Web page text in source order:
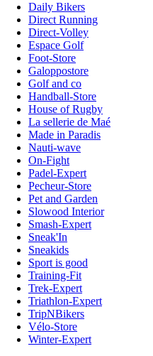
Daily Bikers
Direct Running
Direct-Volley
Espace Golf
Foot-Store
Galoppostore
Golf and co
Handball-Store
House of Rugby
La sellerie de Maé
Made in Paradis
Nauti-wave
On-Fight
Padel-Expert
Pecheur-Store
Pet and Garden
Slowood Interior
Smash-Expert
Sneak'In
Sneakids
Sport is good
Training-Fit
Trek-Expert
Triathlon-Expert
TripNBikers
Vélo-Store
Winter-Expert